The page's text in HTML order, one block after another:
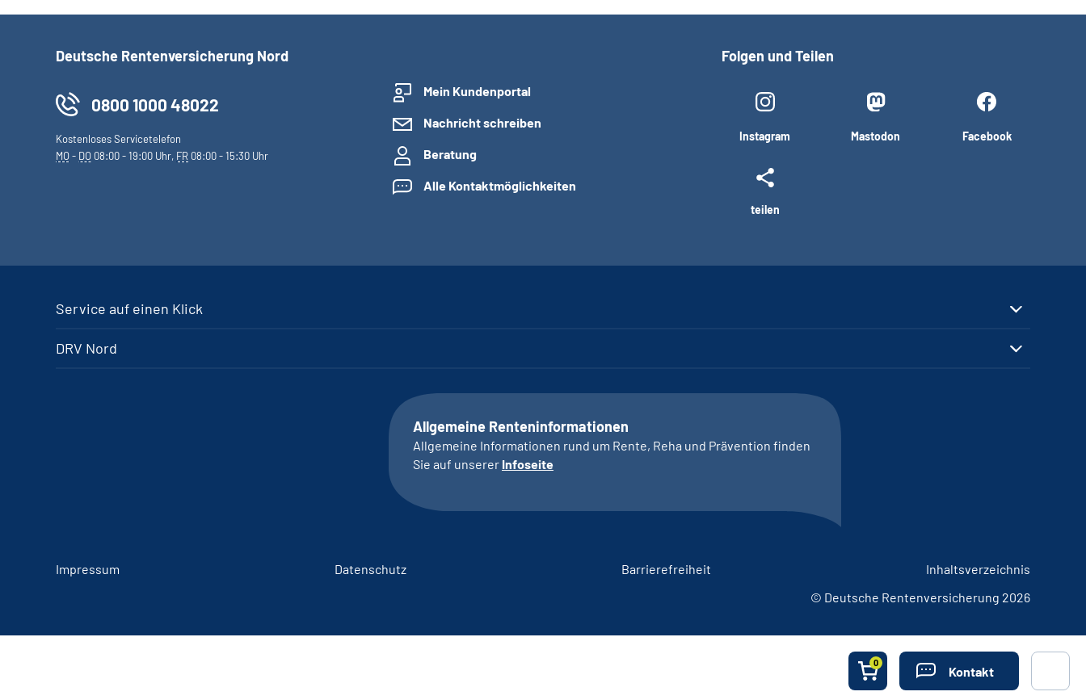
0
Kontakt
Deutsche Rentenversicherung Nord
0800 1000 48022
Kostenloses Servicetelefon
MO- DO 08:00 - 19:00 Uhr, FR 08:00 - 15:30 Uhr
Mein Kundenportal
Nachricht schreiben
Beratung
Alle Kontaktmöglichkeiten
Folgen und Teilen
Instagram Mastodon Facebook
teilen
Service auf einen Klick
DRV Nord
Allgemeine Renteninformationen
Allgemeine Informationen rund um Rente, Reha und Prävention finden
Sie auf unserer Infoseite
Impressum Datenschutz Barrierefreiheit
Inhaltsverzeichnis
© Deutsche Rentenversicherung 2026